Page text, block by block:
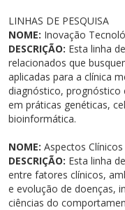
LINHAS DE PESQUISA
NOME: Inovação
DESCRIÇÃO: Esta linha
relacionados que
aplicadas para a clínica
diagnóstico,
em práticas genéticas,
bioinformática.
NOME: Aspectos
DESCRIÇÃO: Esta linha
entre fatores clínicos,
e evolução de doenças,
ciências do